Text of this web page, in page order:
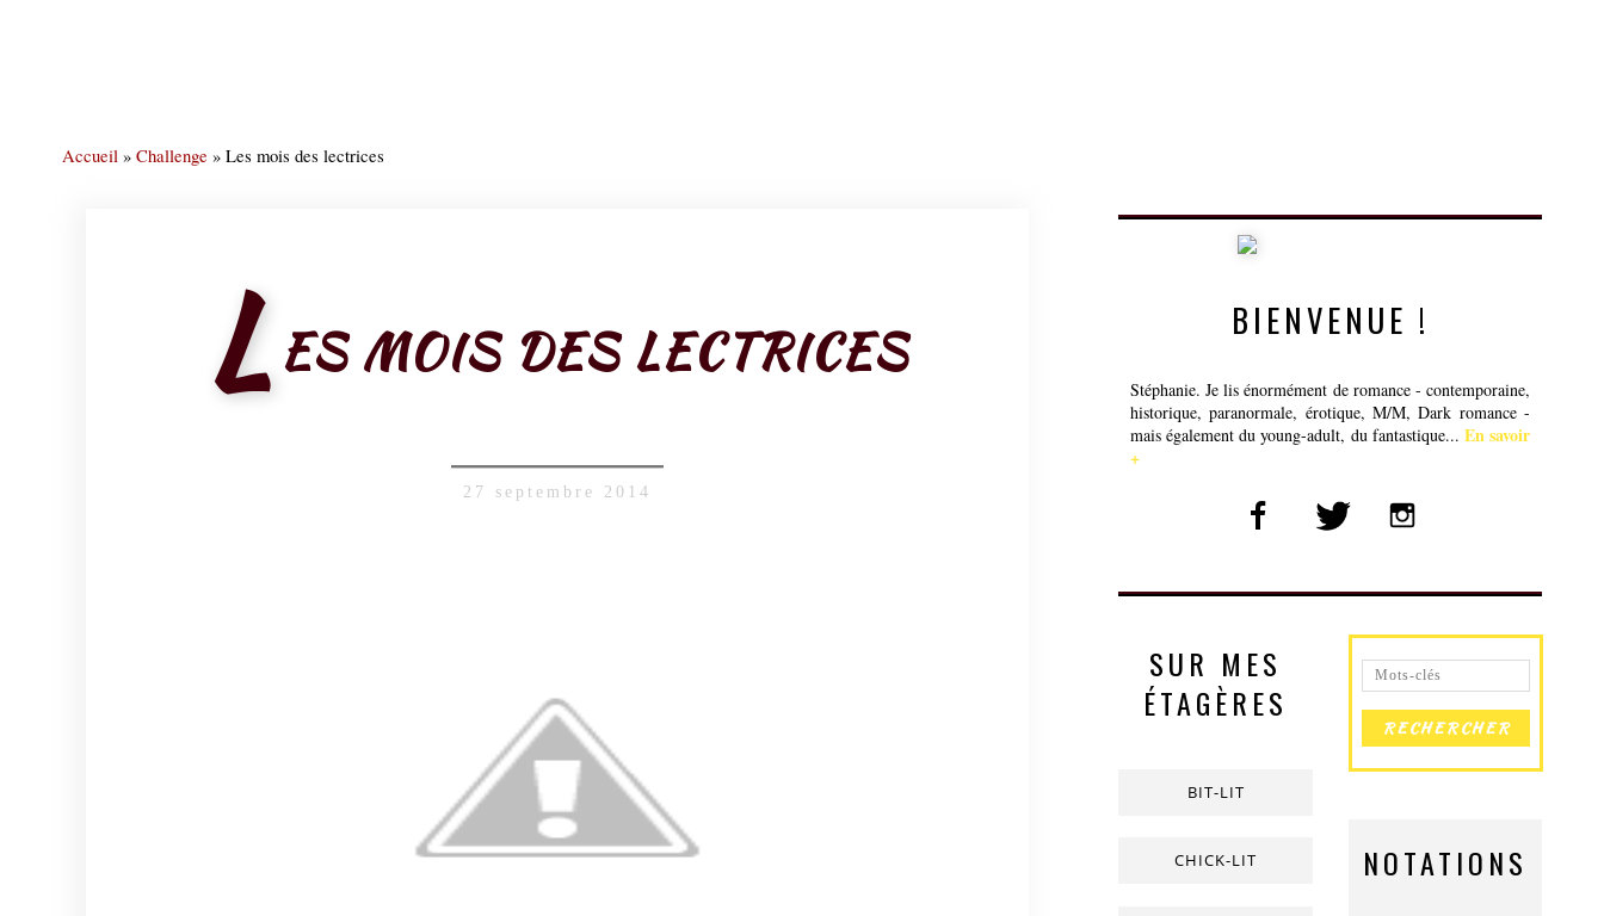
Accueil » Challenge » Les mois des lectrices
L ES MOIS DES LECTRICES
27 septembre 2014
BIENVENUE !
Stéphanie. Je lis énormément de romance - contemporaine,
historique, paranormale, érotique, M/M, Dark romance -
mais également du young-adult, du fantastique... En savoir
+
SUR MES
ÉTAGÈRES
BIT-LIT
CHICK-LIT NOTATIONS